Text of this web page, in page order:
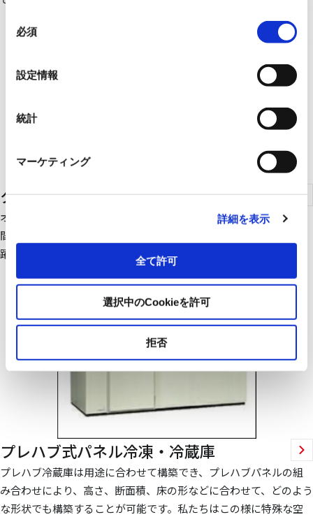
必須
設定情報
統計
マーケティング
詳細を表示
全て許可
選択中のCookieを許可
拒否
ターボ冷凍機
オフィスビル、商業施設、空港、ホテル、地域冷暖房などの大空
間の空調や工場の安定した生産をサポートするプロセス用でも活
躍
プレハブ式パネル冷凍・冷蔵庫
プレハブ冷蔵庫は用途に合わせて構築でき、プレハブパネルの組
み合わせにより、高さ、断面積、床の形などに合わせて、どのよう
な形状でも構築することが可能です。私たちはこの様に特殊な空